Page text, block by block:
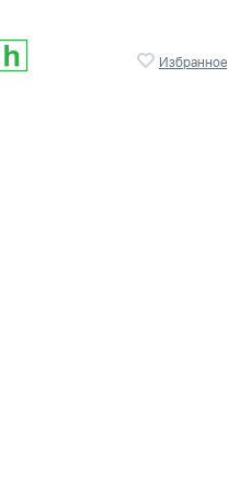
Избранное